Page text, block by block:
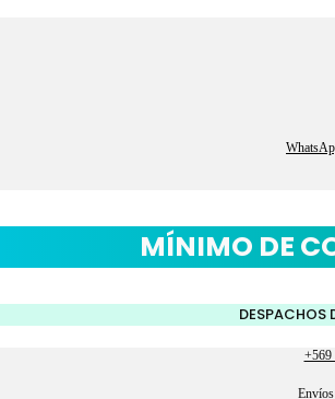
MÍNIMO DE
DESPACHOS
+569